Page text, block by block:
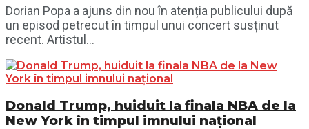
Dorian Popa a ajuns din nou în atenția publicului după
un episod petrecut în timpul unui concert susținut
recent. Artistul...
Donald Trump, huiduit la finala NBA de la
New York în timpul imnului național